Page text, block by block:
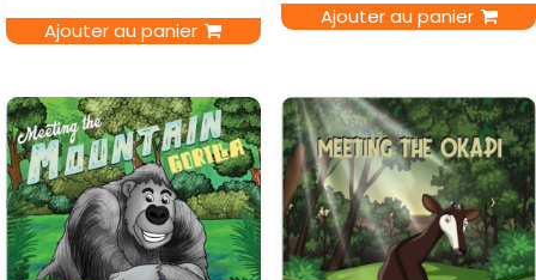
Ajouter au panier
Ajouter au panier